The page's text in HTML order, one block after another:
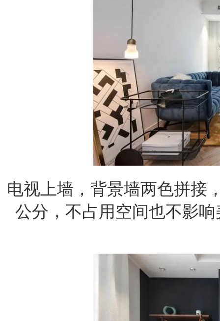
电视上墙，背景墙两色拼接
公分，不占用空间也不影